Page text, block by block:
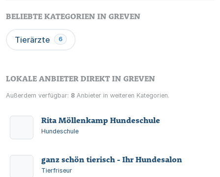
BELIEBTE KATEGORIEN IN GREVEN
Tierärzte 6
LOKALE ANBIETER DIREKT IN GREVEN
Außerdem verfügbar: 8 Anbieter in weiteren Kategorien.
Rita Möllenkamp Hundeschule
Hundeschule
ganz schön tierisch - Ihr Hundesalon
Tierfriseur